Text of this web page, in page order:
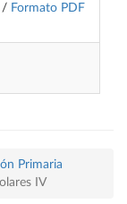
/ Formato PDF
Primaria
IV